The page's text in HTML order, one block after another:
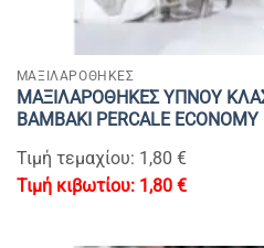
ΜΑΞΙΛΑΡΟΘΗΚΕΣ
ΜΑΞΙΛΑΡΟΘΗΚΕΣ ΥΠΝΟΥ
BAMBAKI PERCALE ECONOMY
Τιμή τεμαχίου: 1,80 €
1,80 €